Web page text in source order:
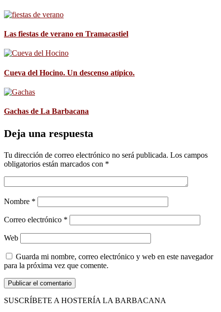
Las fiestas de verano en Tramacastiel
Cueva del Hocino. Un descenso atípico.
Gachas de La Barbacana
Deja una respuesta
Tu dirección de correo electrónico no será publicada. Los campos
obligatorios están marcados con *
Nombre *
Correo electrónico *
Web
Guarda mi nombre, correo electrónico y web en este navegador
para la próxima vez que comente.
SUSCRÍBETE A HOSTERÍA LA BARBACANA